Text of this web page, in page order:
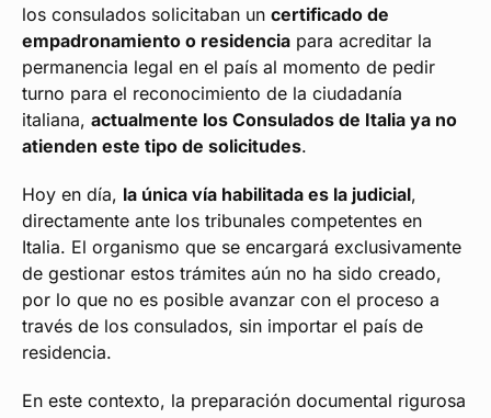
los consulados solicitaban un certificado de
empadronamiento o residencia para acreditar la
permanencia legal en el país al momento de pedir
turno para el reconocimiento de la ciudadanía
italiana, actualmente los Consulados de Italia ya no
atienden este tipo de solicitudes.
Hoy en día, la única vía habilitada es la judicial,
directamente ante los tribunales competentes en
Italia. El organismo que se encargará exclusivamente
de gestionar estos trámites aún no ha sido creado,
por lo que no es posible avanzar con el proceso a
través de los consulados, sin importar el país de
residencia.
En este contexto, la preparación documental rigurosa